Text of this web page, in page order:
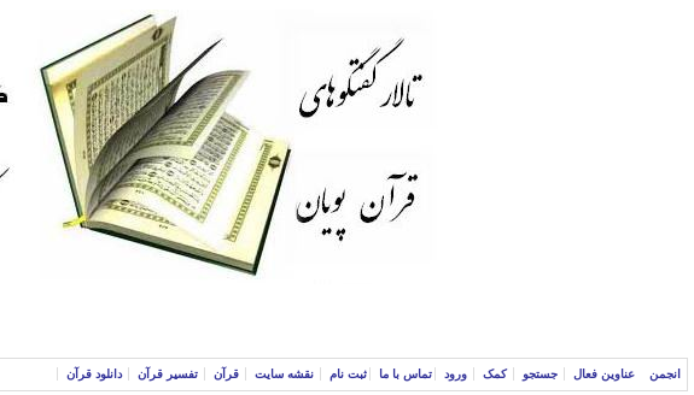
انجمن عناوین فعال جستجو کمک ورود تماس با ما ثبت نام نقشه سایت قرآن تفسیر قرآن دانلود قرآن